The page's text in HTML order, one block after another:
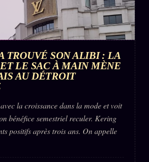
TROUVÉ SON ALIBI : LA
LE SAC À MAIN MÈNE
AU DÉTROIT
la croissance dans la mode et voit
bénéfice semestriel reculer. Kering
positifs après trois ans. On appelle